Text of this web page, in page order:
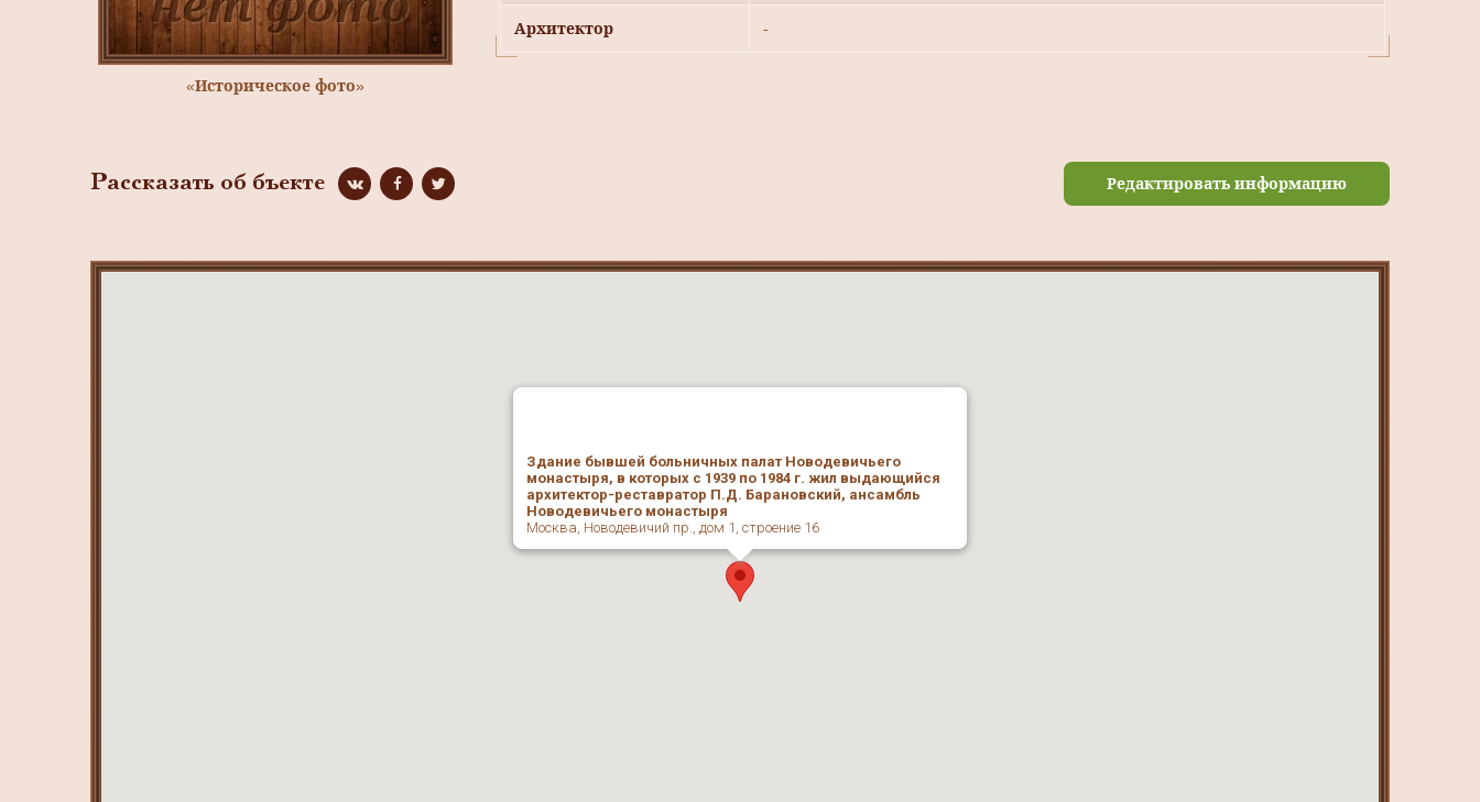
«Историческое фото»
Архитектор -
Рассказать об бъекте Редактировать информацию
Здание бывшей больничных палат Новодевичьего
монастыря, в которых с 1939 по 1984 г. жил выдающийся
архитектор-реставратор П.Д. Барановский, ансамбль
Новодевичьего монастыря
Москва, Новодевичий пр., дом 1, строение 16